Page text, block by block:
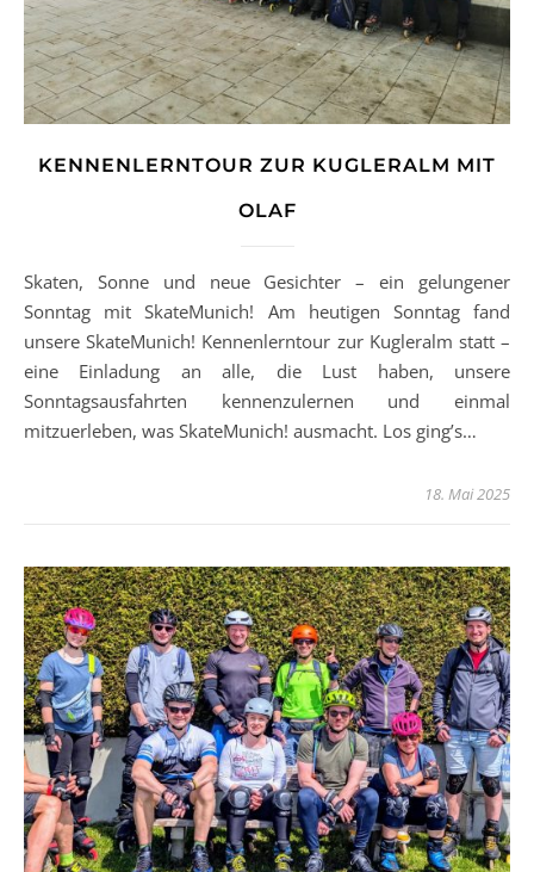
KENNENLERNTOUR ZUR KUGLERALM MIT
OLAF
Skaten, Sonne und neue Gesichter – ein gelungener
Sonntag mit SkateMunich! Am heutigen Sonntag fand
unsere SkateMunich! Kennenlerntour zur Kugleralm statt –
eine Einladung an alle, die Lust haben, unsere
Sonntagsausfahrten kennenzulernen und einmal
mitzuerleben, was SkateMunich! ausmacht. Los ging’s…
18. Mai 2025